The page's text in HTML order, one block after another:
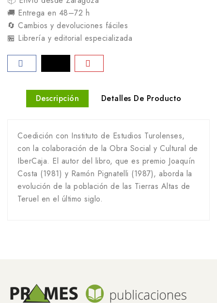
🚚 Entrega en 48–72 h
🔄 Cambios y devoluciones fáciles
🏪 Librería y editorial especializada
Descripción Detalles De Producto
Coedición con Instituto de Estudios Turolenses,
con la colaboración de la Obra Social y Cultural de
IberCaja. El autor del libro, que es premio Joaquín
Costa (1981) y Ramón Pignatelli (1987), aborda la
evolución de la población de las Tierras Altas de
Teruel en el último siglo.